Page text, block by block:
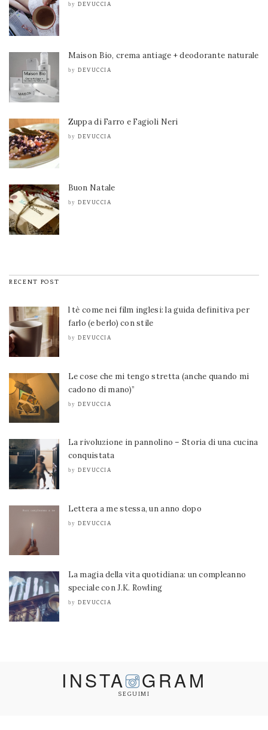
by DEVUCCIA
Maison Bio, crema antiage + deodorante naturale
by DEVUCCIA
Zuppa di Farro e Fagioli Neri
by DEVUCCIA
Buon Natale
by DEVUCCIA
RECENT POST
l tè come nei film inglesi: la guida definitiva per
farlo (e berlo) con stile
by DEVUCCIA
Le cose che mi tengo stretta (anche quando mi
cadono di mano)”
by DEVUCCIA
La rivoluzione in pannolino – Storia di una cucina
conquistata
by DEVUCCIA
Lettera a me stessa, un anno dopo
by DEVUCCIA
La magia della vita quotidiana: un compleanno
speciale con J.K. Rowling
by DEVUCCIA
INSTA GRAM
SEGUIMI